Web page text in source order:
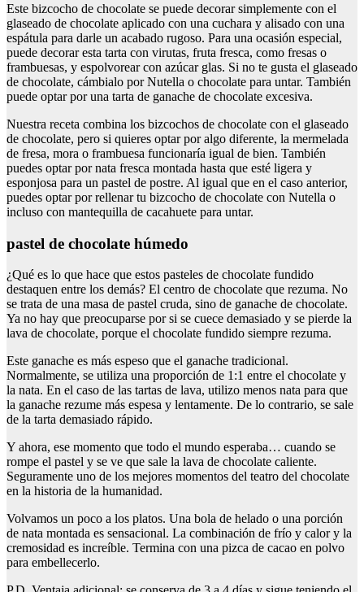
Este bizcocho de chocolate se puede decorar simplemente con el
glaseado de chocolate aplicado con una cuchara y alisado con una
espátula para darle un acabado rugoso. Para una ocasión especial,
puede decorar esta tarta con virutas, fruta fresca, como fresas o
frambuesas, y espolvorear con azúcar glas. Si no te gusta el glaseado
de chocolate, cámbialo por Nutella o chocolate para untar. También
puede optar por una tarta de ganache de chocolate excesiva.
Nuestra receta combina los bizcochos de chocolate con el glaseado
de chocolate, pero si quieres optar por algo diferente, la mermelada
de fresa, mora o frambuesa funcionaría igual de bien. También
puedes optar por nata fresca montada hasta que esté ligera y
esponjosa para un pastel de postre. Al igual que en el caso anterior,
puedes optar por rellenar tu bizcocho de chocolate con Nutella o
incluso con mantequilla de cacahuete para untar.
pastel de chocolate húmedo
¿Qué es lo que hace que estos pasteles de chocolate fundido
destaquen entre los demás? El centro de chocolate que rezuma. No
se trata de una masa de pastel cruda, sino de ganache de chocolate.
Ya no hay que preocuparse por si se cuece demasiado y se pierde la
lava de chocolate, porque el chocolate fundido siempre rezuma.
Este ganache es más espeso que el ganache tradicional.
Normalmente, se utiliza una proporción de 1:1 entre el chocolate y
la nata. En el caso de las tartas de lava, utilizo menos nata para que
la ganache rezume más espesa y lentamente. De lo contrario, se sale
de la tarta demasiado rápido.
Y ahora, ese momento que todo el mundo esperaba… cuando se
rompe el pastel y se ve que sale la lava de chocolate caliente.
Seguramente uno de los mejores momentos del teatro del chocolate
en la historia de la humanidad.
Volvamos un poco a los platos. Una bola de helado o una porción
de nata montada es sensacional. La combinación de frío y calor y la
cremosidad es increíble. Termina con una pizca de cacao en polvo
para embellecerlo.